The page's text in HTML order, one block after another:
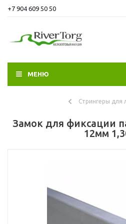
+7 904 609 50 50
МЕНЮ
Стрингеры для
Замок для фиксации
12мм